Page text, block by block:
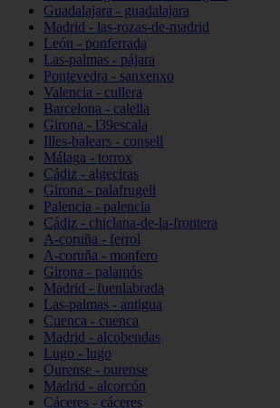
Guadalajara - guadalajara
Madrid - las-rozas-de-madrid
León - ponferrada
Las-palmas - pájara
Pontevedra - sanxenxo
Valencia - cullera
Barcelona - calella
Girona - l39escala
Illes-balears - consell
Málaga - torrox
Cádiz - algeciras
Girona - palafrugell
Palencia - palencia
Cádiz - chiclana-de-la-frontera
A-coruña - ferrol
A-coruña - monfero
Girona - palamós
Madrid - fuenlabrada
Las-palmas - antigua
Cuenca - cuenca
Madrid - alcobendas
Lugo - lugo
Ourense - ourense
Madrid - alcorcón
Cáceres - cáceres